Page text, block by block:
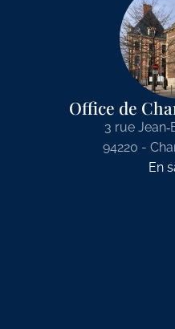
Office de
3 rue
94220 -
En